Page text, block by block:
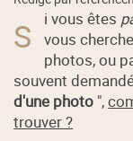
S i vous êtes
vous
photos, ou
souvent
d'une photo ",
trouver ?